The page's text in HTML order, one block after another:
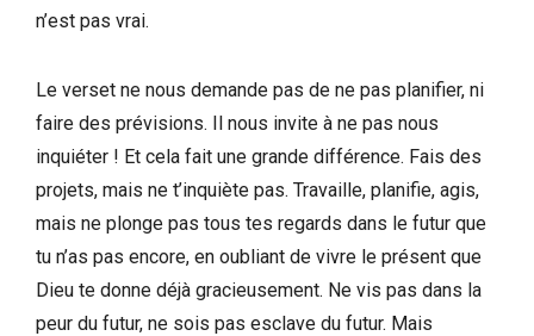
n’est pas vrai.
Le verset ne nous demande pas de ne pas planifier, ni
faire des prévisions. Il nous invite à ne pas nous
inquiéter ! Et cela fait une grande différence. Fais des
projets, mais ne t’inquiète pas. Travaille, planifie, agis,
mais ne plonge pas tous tes regards dans le futur que
tu n’as pas encore, en oubliant de vivre le présent que
Dieu te donne déjà gracieusement. Ne vis pas dans la
peur du futur, ne sois pas esclave du futur. Mais